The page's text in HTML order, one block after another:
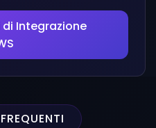
di Integrazione